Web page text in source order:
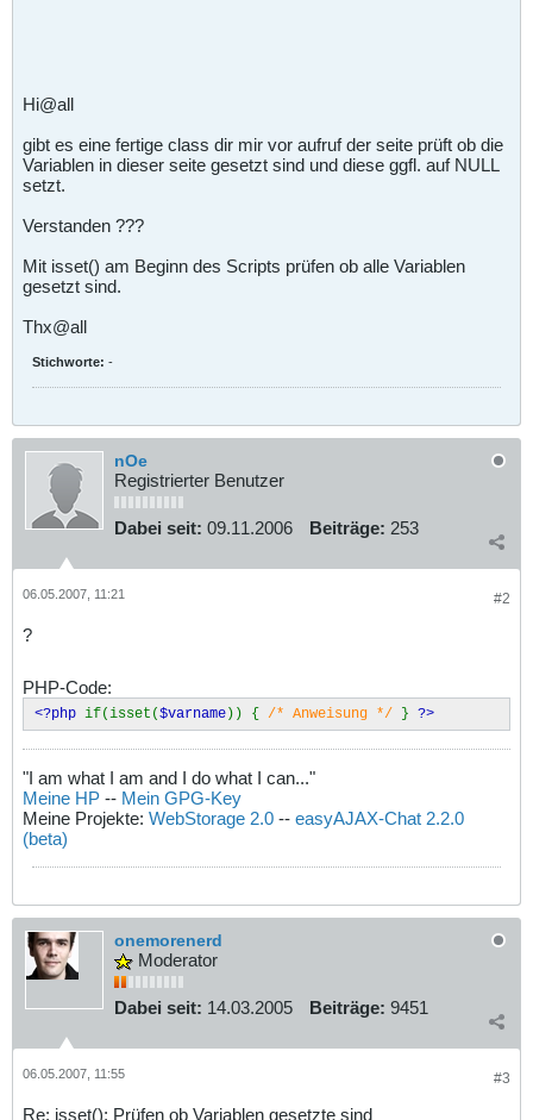
Hi@all
gibt es eine fertige class dir mir vor aufruf der seite prüft ob die
Variablen in dieser seite gesetzt sind und diese ggfl. auf NULL
setzt.
Verstanden ???
Mit isset() am Beginn des Scripts prüfen ob alle Variablen
gesetzt sind.
Thx@all
Stichworte: -
nOe
Registrierter Benutzer
Dabei seit: 09.11.2006 Beiträge: 253
#2
06.05.2007, 11:21
?
PHP-Code:
<?php if(isset($varname)) { /* Anweisung */ } ?>
"I am what I am and I do what I can..."
Meine HP -- Mein GPG-Key
Meine Projekte: WebStorage 2.0 -- easyAJAX-Chat 2.2.0
(beta)
onemorenerd
Moderator
Dabei seit: 14.03.2005 Beiträge: 9451
#3
06.05.2007, 11:55
Re: isset(); Prüfen ob Variablen gesetzte sind